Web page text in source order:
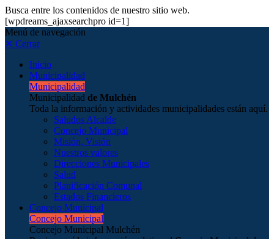
Busca entre los contenidos de nuestro sitio web.
[wpdreams_ajaxsearchpro id=1]
Menú de navegación
✕ Cerrar
Inicio
Municipalidad
Municipalidad
Municipalidad de Mulchén
Toda la información y actividades municipalidades están aquí.
Saludos Alcalde
Concejo Municipal
Misión, Visión
Nuestros valores
Direcciones Municipales
Salud
Planificación Comunal
Estados Financieros
Concejo Municipal
Concejo Municipal
Concejo Municipal Mulchén